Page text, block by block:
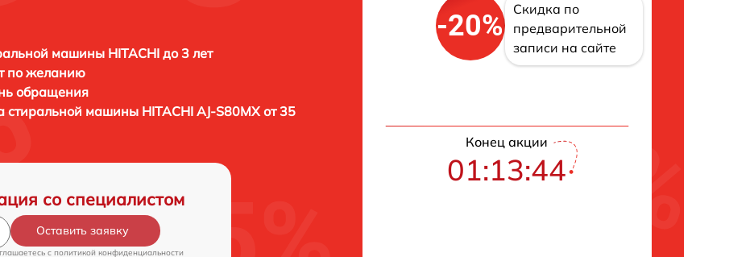
машины HITACHI до 3 лет
по желанию
обращения
стиральной машины HITACHI AJ-S80MX от 35
со специалистом
Оставить заявку
c политикой конфиденциальности
-20%
Скидка по
предварительной
записи на сайте
Конец акции
01:13:43